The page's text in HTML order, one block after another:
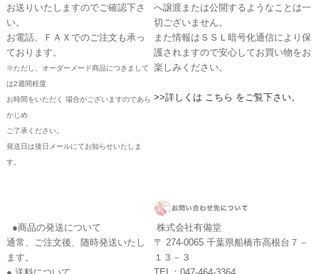
お送りいたしますのでご確認下さ
い。
お電話、ＦＡＸでのご注文も承っ
ております。
※ただし、オーダーメード商品につきまして
は2週間程度
お時間をいただく 場合がございますのであら
かじめ
ご了承ください。
発送日は後日メールにてお知らせいたしま
す。
へ譲渡または公開するようなことは一
切ございません。
また情報はＳＳＬ暗号化通信により保
護されますので安心してお買い物をお
楽しみください。
>>詳しくは こちら をご覧下さい。
●商品の発送について
通常、ご注文後、随時発送いたし
ます。
株式会社有備堂
〒 274-0065 千葉県船橋市高根台７－
１３－３